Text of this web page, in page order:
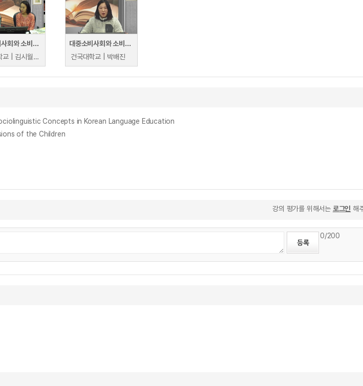
대중소비사회와 소비자교육
건국대학교 | 김시월, 김혜연
대중소비사회와 소비자교육
건국대학교 | 박배진
Concepts in Korean Language Education
of the Children
강의 평가를 위해서는 로그인 해
0/200